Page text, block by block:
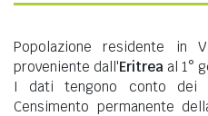
Popolazione residente in
proveniente dall'Eritrea al 1°
I dati tengono conto dei
Censimento permanente